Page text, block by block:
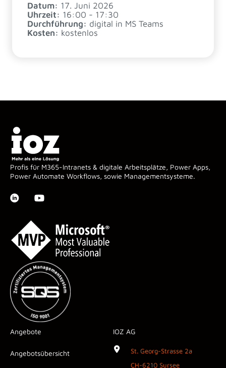
Datum: 17. Juni 2026
Uhrzeit: 16:00 - 17:30
Durchführung: digital in MS Teams
Kosten: kostenlos
Profis für M365-Intranets & digitale Arbeitsplätze, Power Apps,
Power Automate Workflows, sowie Managementsysteme.
Angebote
Angebotsübersicht
IOZ AG
St. Georg-Strasse 2a
CH-6210 Sursee